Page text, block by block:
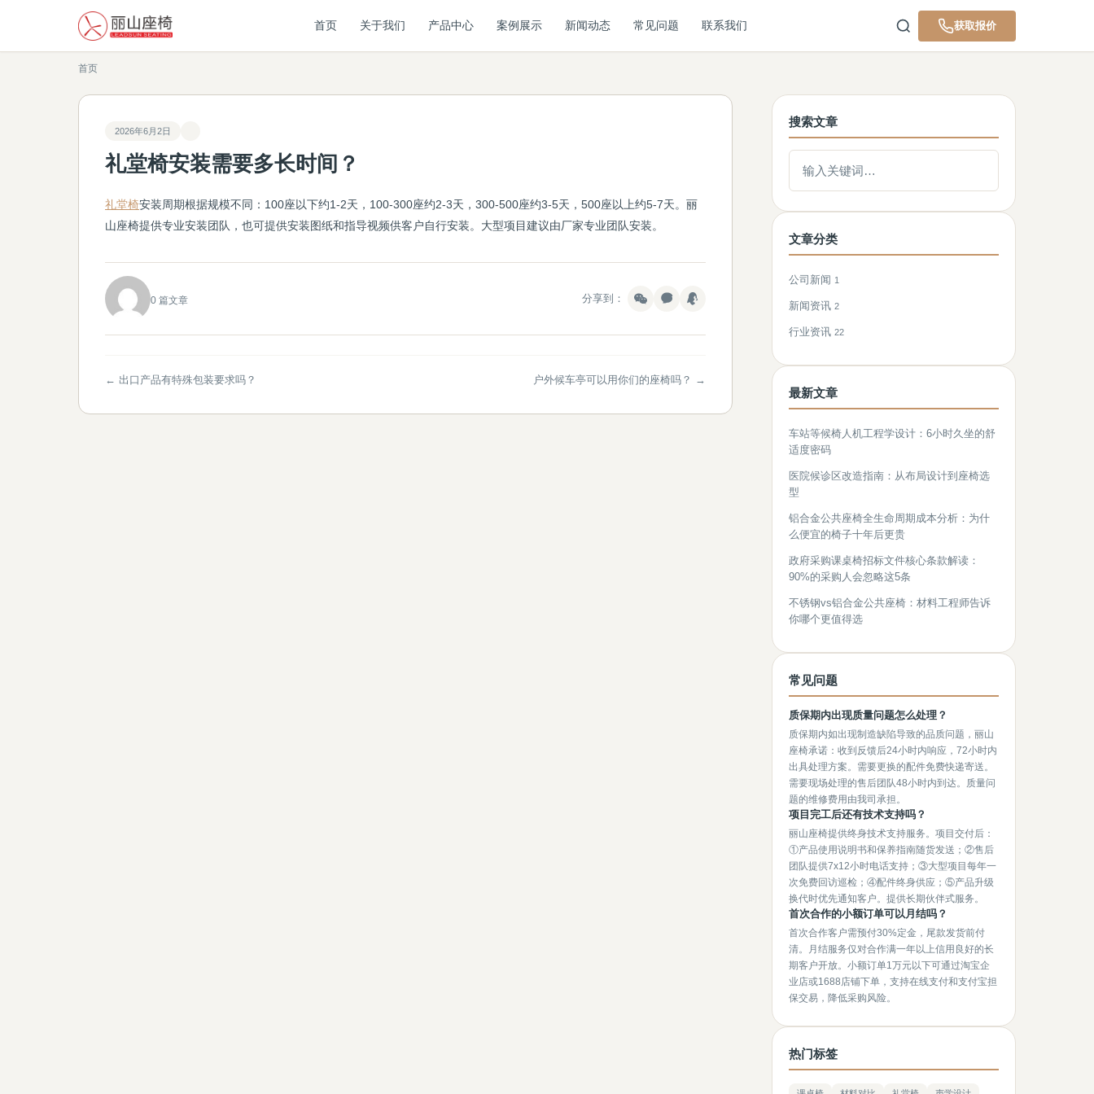
首页 关于我们 产品中心 案例展示 新闻动态 常见问题 联系我们 获取报价
首页
2026年6月2日
礼堂椅安装需要多长时间？
礼堂椅安装周期根据规模不同：100座以下约1-2天，100-300座约2-3天，300-500座约3-5天，500座以上约5-7天。丽
山座椅提供专业安装团队，也可提供安装图纸和指导视频供客户自行安装。大型项目建议由厂家专业团队安装。
0 篇文章 分享到：
← 出口产品有特殊包装要求吗？ 户外候车亭可以用你们的座椅吗？ →
搜索文章
文章分类
公司新闻 1
新闻资讯 2
行业资讯 22
最新文章
车站等候椅人机工程学设计：6小时久坐的舒
适度密码
医院候诊区改造指南：从布局设计到座椅选
型
铝合金公共座椅全生命周期成本分析：为什
么便宜的椅子十年后更贵
政府采购课桌椅招标文件核心条款解读：
90%的采购人会忽略这5条
不锈钢vs铝合金公共座椅：材料工程师告诉
你哪个更值得选
常见问题
质保期内出现质量问题怎么处理？
质保期内如出现制造缺陷导致的品质问题，丽山
座椅承诺：收到反馈后24小时内响应，72小时内
出具处理方案。需要更换的配件免费快递寄送。
需要现场处理的售后团队48小时内到达。质量问
题的维修费用由我司承担。
项目完工后还有技术支持吗？
丽山座椅提供终身技术支持服务。项目交付后：
①产品使用说明书和保养指南随货发送；②售后
团队提供7x12小时电话支持；③大型项目每年一
次免费回访巡检；④配件终身供应；⑤产品升级
换代时优先通知客户。提供长期伙伴式服务。
首次合作的小额订单可以月结吗？
首次合作客户需预付30%定金，尾款发货前付
清。月结服务仅对合作满一年以上信用良好的长
期客户开放。小额订单1万元以下可通过淘宝企
业店或1688店铺下单，支持在线支付和支付宝担
保交易，降低采购风险。
热门标签